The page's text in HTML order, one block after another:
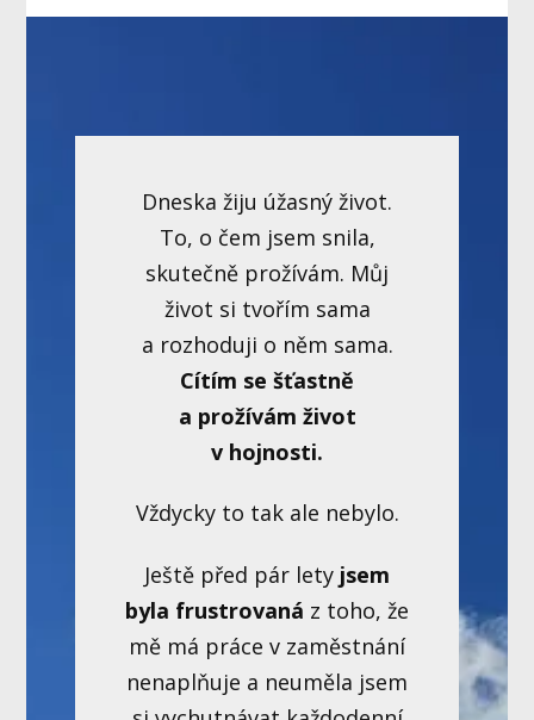
Dneska žiju úžasný život.
To, o čem jsem snila,
skutečně prožívám. Můj
život si tvořím sama
a rozhoduji o něm sama.
Cítím se šťastně
a prožívám život
v hojnosti.
Vždycky to tak ale nebylo.
Ještě před pár lety jsem
byla frustrovaná z toho, že
mě má práce v zaměstnání
nenaplňuje a neuměla jsem